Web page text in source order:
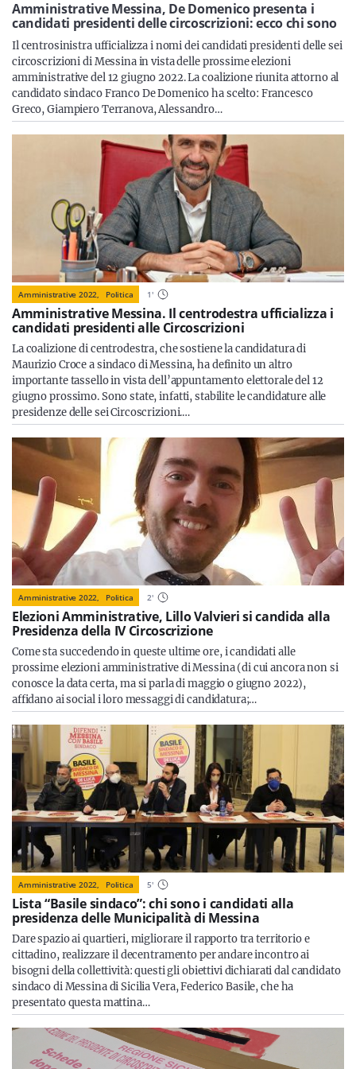
Servizi
Resta sempre aggiornato con le ultime news, iscriviti alla
nostra newsletter
Iscriviti
Amministrative Messina, De Domenico presenta i
candidati presidenti delle circoscrizioni: ecco chi sono
Il centrosinistra ufficializza i nomi dei candidati presidenti delle sei
circoscrizioni di Messina in vista delle prossime elezioni
amministrative del 12 giugno 2022. La coalizione riunita attorno al
candidato sindaco Franco De Domenico ha scelto: Francesco
Greco, Giampiero Terranova, Alessandro…
Amministrative 2022, Politica 1'
Amministrative Messina. Il centrodestra ufficializza i
candidati presidenti alle Circoscrizioni
La coalizione di centrodestra, che sostiene la candidatura di
Maurizio Croce a sindaco di Messina, ha definito un altro
importante tassello in vista dell’appuntamento elettorale del 12
giugno prossimo. Sono state, infatti, stabilite le candidature alle
presidenze delle sei Circoscrizioni.…
Amministrative 2022, Politica 2'
Elezioni Amministrative, Lillo Valvieri si candida alla
Presidenza della IV Circoscrizione
Come sta succedendo in queste ultime ore, i candidati alle
prossime elezioni amministrative di Messina (di cui ancora non si
conosce la data certa, ma si parla di maggio o giugno 2022),
affidano ai social i loro messaggi di candidatura;…
Amministrative 2022, Politica 5'
Lista “Basile sindaco”: chi sono i candidati alla
presidenza delle Municipalità di Messina
Dare spazio ai quartieri, migliorare il rapporto tra territorio e
cittadino, realizzare il decentramento per andare incontro ai
bisogni della collettività: questi gli obiettivi dichiarati dal candidato
sindaco di Messina di Sicilia Vera, Federico Basile, che ha
presentato questa mattina…